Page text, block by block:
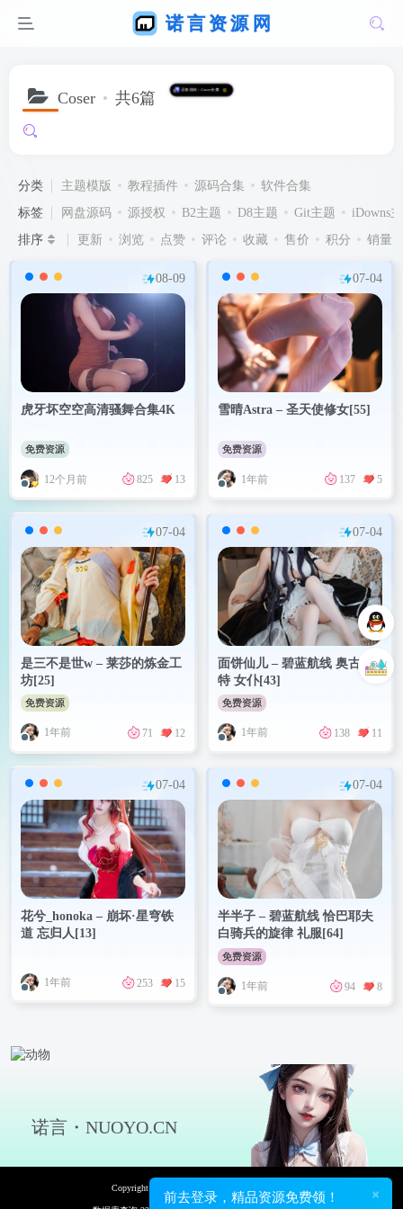
Coser 共6篇
分类 主题模版 教程插件 源码合集
软件合集
标签
网盘源码 源授权 B2主题 D8主题 Git主题
iDowns
排序
更新 浏览 点赞 评论 收藏 售价 积分 销量
08-09
虎牙坏空空高清骚舞合集4K
免费资源
12个月前 825 13
07-04
雪晴Astra – 圣天使修女[55]
免费资源
1年前 137 5
07-04
是三不是世w – 莱莎的炼金工
坊[25]
免费资源
1年前 71 12
07-04
面饼仙儿 – 碧蓝航线 奥古斯
特 女仆[43]
免费资源
1年前 138 11
07-04
花兮_honoka – 崩坏·星穹铁
道 忘归人[13]
1年前 253 15
07-04
半半子 – 碧蓝航线 恰巴耶夫
白骑兵的旋律 礼服[64]
免费资源
1年前 94 8
×
前去登录，精品资源免费领！
诺言・NUOYO.CN
Copyright © 2026 诺言资源网 保留资源解释权